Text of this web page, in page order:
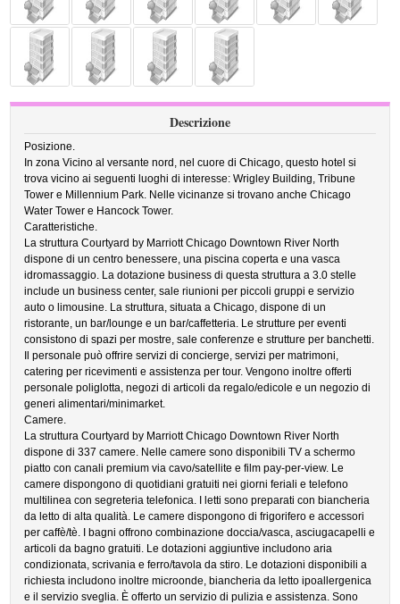
Descrizione
Posizione.
In zona Vicino al versante nord, nel cuore di Chicago, questo hotel si
trova vicino ai seguenti luoghi di interesse: Wrigley Building, Tribune
Tower e Millennium Park. Nelle vicinanze si trovano anche Chicago
Water Tower e Hancock Tower.
Caratteristiche.
La struttura Courtyard by Marriott Chicago Downtown River North
dispone di un centro benessere, una piscina coperta e una vasca
idromassaggio. La dotazione business di questa struttura a 3.0 stelle
include un business center, sale riunioni per piccoli gruppi e servizio
auto o limousine. La struttura, situata a Chicago, dispone di un
ristorante, un bar/lounge e un bar/caffetteria. Le strutture per eventi
consistono di spazi per mostre, sale conferenze e strutture per banchetti.
Il personale può offrire servizi di concierge, servizi per matrimoni,
catering per ricevimenti e assistenza per tour. Vengono inoltre offerti
personale poliglotta, negozi di articoli da regalo/edicole e un negozio di
generi alimentari/minimarket.
Camere.
La struttura Courtyard by Marriott Chicago Downtown River North
dispone di 337 camere. Nelle camere sono disponibili TV a schermo
piatto con canali premium via cavo/satellite e film pay-per-view. Le
camere dispongono di quotidiani gratuiti nei giorni feriali e telefono
multilinea con segreteria telefonica. I letti sono preparati con biancheria
da letto di alta qualità. Le camere dispongono di frigorifero e accessori
per caffè/tè. I bagni offrono combinazione doccia/vasca, asciugacapelli e
articoli da bagno gratuiti. Le dotazioni aggiuntive includono aria
condizionata, scrivania e ferro/tavola da stiro. Le dotazioni disponibili a
richiesta includono inoltre microonde, biancheria da letto ipoallergenica
e il servizio sveglia. È offerto un servizio di pulizia e assistenza. Sono